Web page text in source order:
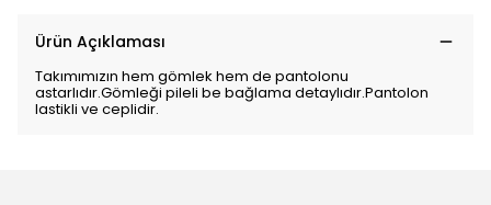
Ürün Açıklaması
Takımımızın hem gömlek hem de pantolonu
astarlıdır.Gömleği pileli be bağlama detaylıdır.Pantolon
lastikli ve ceplidir.